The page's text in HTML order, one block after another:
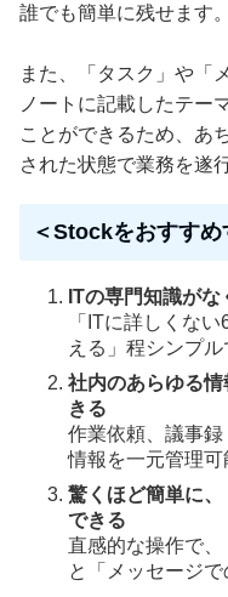
誰でも簡単に残せます。
また、「タスク」や「
ノートに記載したテー
ことができるため、あ
された状態で業務を遂
＜Stockをおすすめ
ITの専門知識が
「ITに詳しくな
える」程シンプル
社内のあらゆる
きる
作業依頼、議事
情報を一元管理可
驚くほど簡単に
できる
直感的な操作で、
と「メッセージで